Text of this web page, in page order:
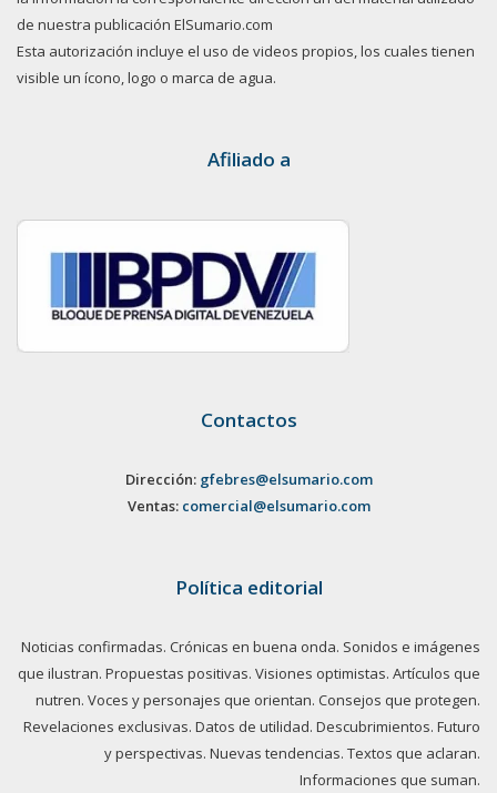
de nuestra publicación ElSumario.com
Esta autorización incluye el uso de videos propios, los cuales tienen
visible un ícono, logo o marca de agua.
Afiliado a
Contactos
Dirección: gfebres@elsumario.com
Ventas: comercial@elsumario.com
Política editorial
Noticias confirmadas. Crónicas en buena onda. Sonidos e imágenes
que ilustran. Propuestas positivas. Visiones optimistas. Artículos que
nutren. Voces y personajes que orientan. Consejos que protegen.
Revelaciones exclusivas. Datos de utilidad. Descubrimientos. Futuro
y perspectivas. Nuevas tendencias. Textos que aclaran.
Informaciones que suman.